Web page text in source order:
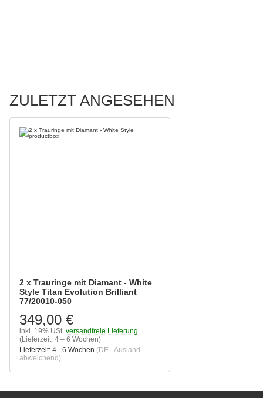
ZULETZT ANGESEHEN
2 x Trauringe mit Diamant - White
Style Titan Evolution Brilliant
77/20010-050
349,00 €
inkl. 19% USt. versandfreie Lieferung
(Lieferzeit: 4 – 6 Wochen)
Lieferzeit: 4 - 6 Wochen (DE - Ausland
abweichend)